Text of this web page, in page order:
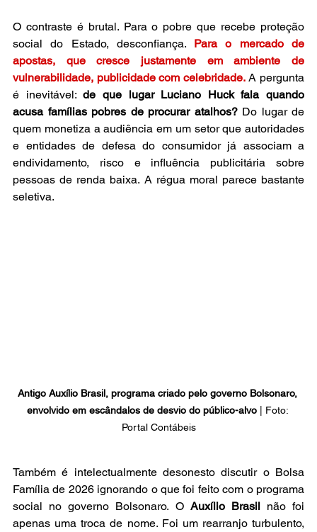
O contraste é brutal. Para o pobre que recebe proteção
social do Estado, desconfiança. Para o mercado de
apostas, que cresce justamente em ambiente de
vulnerabilidade, publicidade com celebridade. A pergunta
é inevitável: de que lugar Luciano Huck fala quando
acusa famílias pobres de procurar atalhos? Do lugar de
quem monetiza a audiência em um setor que autoridades
e entidades de defesa do consumidor já associam a
endividamento, risco e influência publicitária sobre
pessoas de renda baixa. A régua moral parece bastante
seletiva.
Antigo Auxílio Brasil, programa criado pelo governo Bolsonaro,
envolvido em escândalos de desvio do público-alvo | Foto:
Portal Contábeis
Também é intelectualmente desonesto discutir o Bolsa
Família de 2026 ignorando o que foi feito com o programa
social no governo Bolsonaro. O Auxílio Brasil não foi
apenas uma troca de nome. Foi um rearranjo turbulento,